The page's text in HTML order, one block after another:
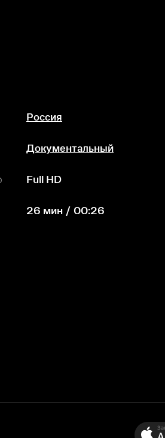
Россия
Документальный
Full HD
26 мин / 00:26